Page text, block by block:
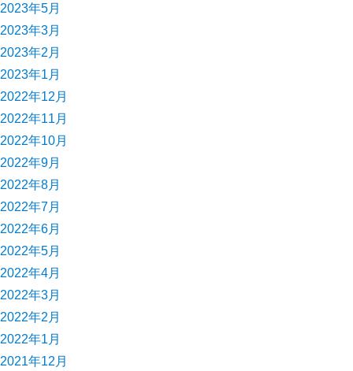
2023年5月
2023年3月
2023年2月
2023年1月
2022年12月
2022年11月
2022年10月
2022年9月
2022年8月
2022年7月
2022年6月
2022年5月
2022年4月
2022年3月
2022年2月
2022年1月
2021年12月